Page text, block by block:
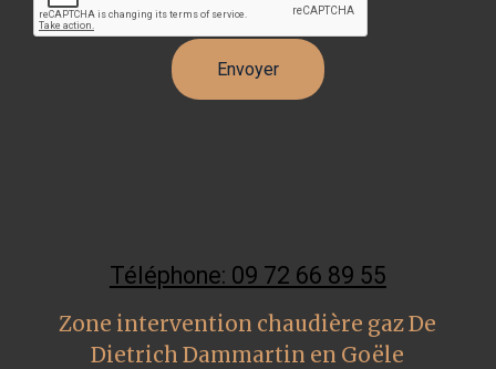
Téléphone: 09 72 66 89 55
Zone intervention chaudière gaz De
Dietrich Dammartin en Goële